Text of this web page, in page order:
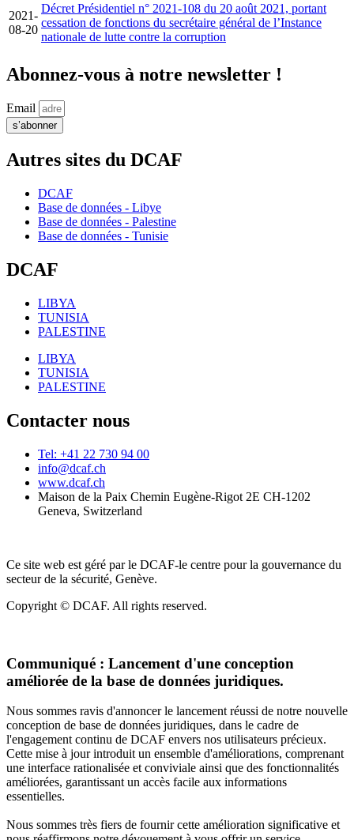
2021-
08-20
Décret Présidentiel n° 2021-108 du 20 août 2021, portant
cessation de fonctions du secrétaire général de l’Instance
nationale de lutte contre la corruption
Abonnez-vous à notre newsletter !
Email
s’abonner
Autres sites du DCAF
DCAF
Base de données - Libye
Base de données - Palestine
Base de données - Tunisie
DCAF
LIBYA
TUNISIA
PALESTINE
LIBYA
TUNISIA
PALESTINE
Contacter nous
Tel: +41 22 730 94 00
info@dcaf.ch
www.dcaf.ch
Maison de la Paix Chemin Eugène-Rigot 2E CH-1202
Geneva, Switzerland
Ce site web est géré par le DCAF-le centre pour la gouvernance du
secteur de la sécurité, Genève.
Copyright © DCAF. All rights reserved.
Communiqué : Lancement d'une conception
améliorée de la base de données juridiques.
Nous sommes ravis d'annoncer le lancement réussi de notre nouvelle
conception de base de données juridiques, dans le cadre de
l'engagement continu de DCAF envers nos utilisateurs précieux.
Cette mise à jour introduit un ensemble d'améliorations, comprenant
une interface rationalisée et conviviale ainsi que des fonctionnalités
améliorées, garantissant un accès facile aux informations
essentielles.
Nous sommes très fiers de fournir cette amélioration significative et